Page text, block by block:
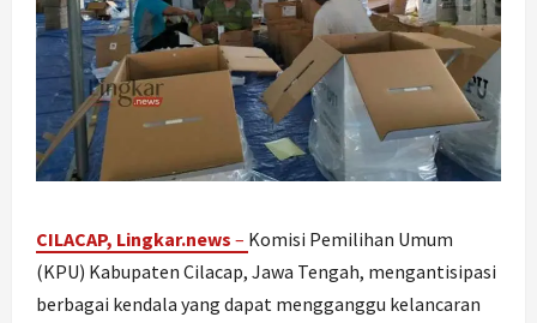
CILACAP, Lingkar.news – Komisi Pemilihan Umum
(KPU) Kabupaten Cilacap, Jawa Tengah, mengantisipasi
berbagai kendala yang dapat mengganggu kelancaran